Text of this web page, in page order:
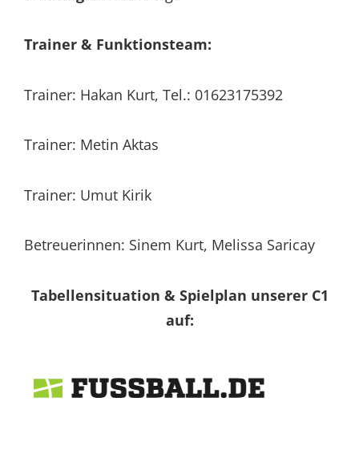
Trainer & Funktionsteam:
Trainer: Hakan Kurt, Tel.: 01623175392
Trainer: Metin Aktas
Trainer: Umut Kirik
Betreuerinnen: Sinem Kurt, Melissa Saricay
Tabellensituation & Spielplan unserer C1
auf: